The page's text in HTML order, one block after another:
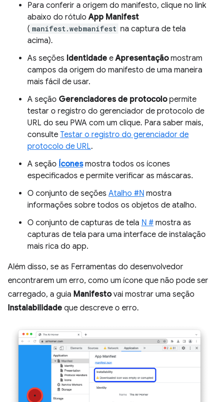
Para conferir a origem do manifesto, clique no link
abaixo do rótuloApp Manifest
( manifest.webmanifest na captura de tela
acima).
As seções Identidade eApresentaçãomostram
campos da origem do manifesto de uma maneira
mais fácil de usar.
A seção Gerenciadores de protocolopermite
testar o registro do gerenciador de protocolo de
URL do seu PWA com um clique. Para saber mais,
consulte Testar o registro do gerenciador de
protocolo de URL.
A seção Íconesmostra todos os ícones
especificados e permite verificar as máscaras.
O conjunto de seções Atalho #N mostra
informações sobre todos os objetos de atalho.
O conjunto de capturas de tela N # mostra as
capturas de tela para uma interface de instalação
mais rica do app.
Além disso, se as Ferramentas do desenvolvedor
encontrarem um erro, como um ícone que não pode ser
carregado, a guia Manifestovai mostrar uma seção
Instalabilidade que descreve o erro.